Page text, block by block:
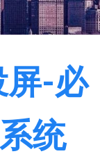
屏-必
统